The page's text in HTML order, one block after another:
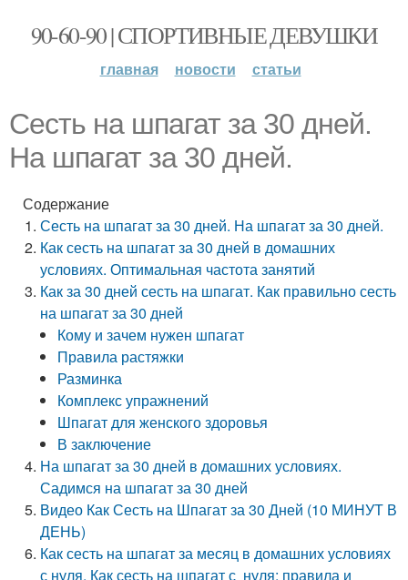
90-60-90 | СПОРТИВНЫЕ ДЕВУШКИ
главная новости статьи
Сесть на шпагат за 30 дней.
На шпагат за 30 дней.
Содержание
Сесть на шпагат за 30 дней. На шпагат за 30 дней.
Как сесть на шпагат за 30 дней в домашних
условиях. Оптимальная частота занятий
Как за 30 дней сесть на шпагат. Как правильно сесть
на шпагат за 30 дней
Кому и зачем нужен шпагат
Правила растяжки
Разминка
Комплекс упражнений
Шпагат для женского здоровья
В заключение
На шпагат за 30 дней в домашних условиях.
Садимся на шпагат за 30 дней
Видео Как Сесть на Шпагат за 30 Дней (10 МИНУТ В
ДЕНЬ)
Как сесть на шпагат за месяц в домашних условиях
с нуля. Как сесть на шпагат с нуля: правила и